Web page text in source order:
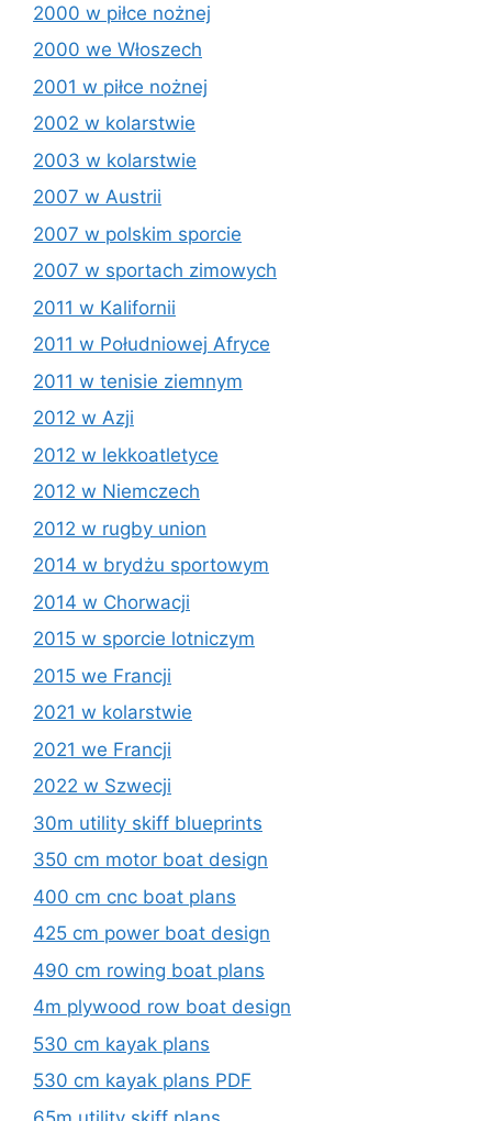
2000 w piłce nożnej
2000 we Włoszech
2001 w piłce nożnej
2002 w kolarstwie
2003 w kolarstwie
2007 w Austrii
2007 w polskim sporcie
2007 w sportach zimowych
2011 w Kalifornii
2011 w Południowej Afryce
2011 w tenisie ziemnym
2012 w Azji
2012 w lekkoatletyce
2012 w Niemczech
2012 w rugby union
2014 w brydżu sportowym
2014 w Chorwacji
2015 w sporcie lotniczym
2015 we Francji
2021 w kolarstwie
2021 we Francji
2022 w Szwecji
30m utility skiff blueprints
350 cm motor boat design
400 cm cnc boat plans
425 cm power boat design
490 cm rowing boat plans
4m plywood row boat design
530 cm kayak plans
530 cm kayak plans PDF